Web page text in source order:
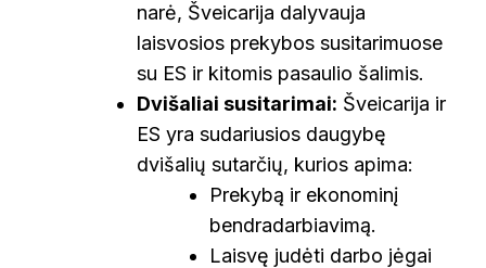
narė, Šveicarija dalyvauja
laisvosios prekybos susitarimuose
su ES ir kitomis pasaulio šalimis.
Dvišaliai susitarimai: Šveicarija ir
ES yra sudariusios daugybę
dvišalių sutarčių, kurios apima:
Prekybą ir ekonominį
bendradarbiavimą.
Laisvę judėti darbo jėgai